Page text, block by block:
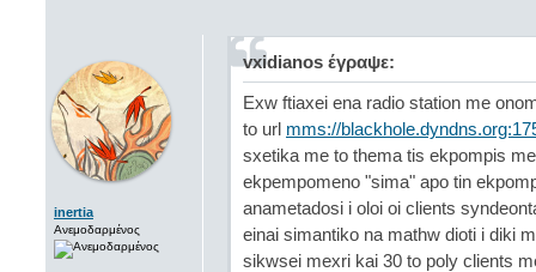
inertia
Ανεμοδαρμένος
vxidianos έγραψε:
Exw ftiaxei ena radio station me
to url mms://
sxetika me to thema tis ekpompis
ekpempomeno "sima" apo tin
anametadosi i oloi oi clients
einai simantiko na mathw dioti i diki
sikwsei mexri kai 30 to poly clients